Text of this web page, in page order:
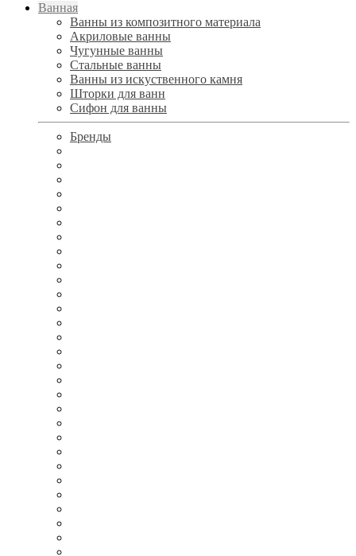
Ванная
Ванны из композитного материала
Акриловые ванны
Чугунные ванны
Стальные ванны
Ванны из искуственного камня
Шторки для ванн
Сифон для ванны
Бренды